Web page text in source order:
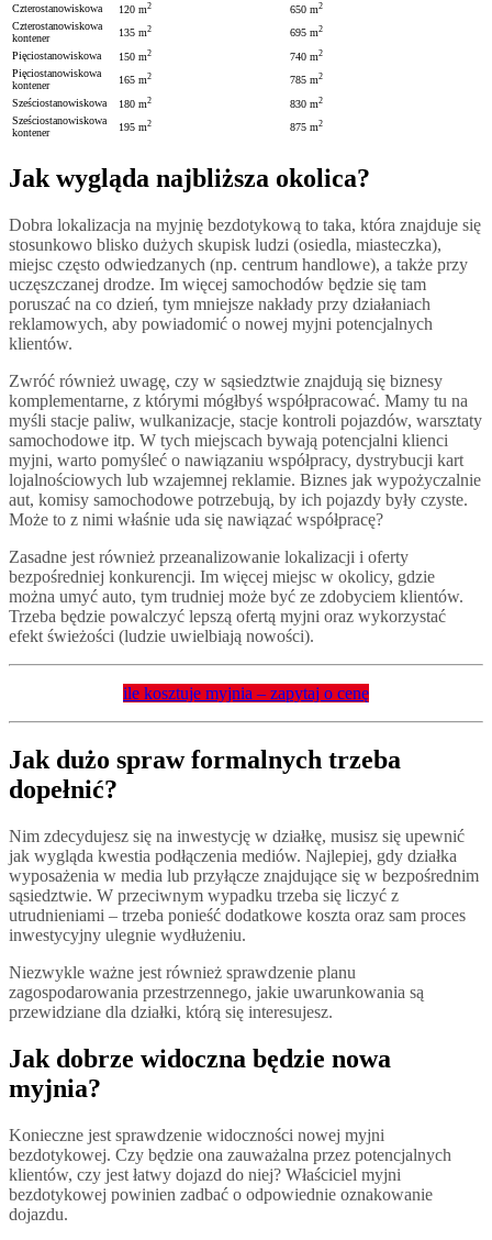
Czterostanowiskowa 120 m2 650 m2
Czterostanowiskowa
kontener
135 m2 695 m2
Pięciostanowiskowa 150 m2 740 m2
Pięciostanowiskowa
kontener
165 m2 785 m2
Sześciostanowiskowa 180 m2 830 m2
Sześciostanowiskowa
kontener
195 m2 875 m2
Jak wygląda najbliższa okolica?
Dobra lokalizacja na myjnię bezdotykową to taka, która znajduje się
stosunkowo blisko dużych skupisk ludzi (osiedla, miasteczka),
miejsc często odwiedzanych (np. centrum handlowe), a także przy
uczęszczanej drodze. Im więcej samochodów będzie się tam
poruszać na co dzień, tym mniejsze nakłady przy działaniach
reklamowych, aby powiadomić o nowej myjni potencjalnych
klientów.
Zwróć również uwagę, czy w sąsiedztwie znajdują się biznesy
komplementarne, z którymi mógłbyś współpracować. Mamy tu na
myśli stacje paliw, wulkanizacje, stacje kontroli pojazdów, warsztaty
samochodowe itp. W tych miejscach bywają potencjalni klienci
myjni, warto pomyśleć o nawiązaniu współpracy, dystrybucji kart
lojalnościowych lub wzajemnej reklamie. Biznes jak wypożyczalnie
aut, komisy samochodowe potrzebują, by ich pojazdy były czyste.
Może to z nimi właśnie uda się nawiązać współpracę?
Zasadne jest również przeanalizowanie lokalizacji i oferty
bezpośredniej konkurencji. Im więcej miejsc w okolicy, gdzie
można umyć auto, tym trudniej może być ze zdobyciem klientów.
Trzeba będzie powalczyć lepszą ofertą myjni oraz wykorzystać
efekt świeżości (ludzie uwielbiają nowości).
ile kosztuje myjnia – zapytaj o cenę
Jak dużo spraw formalnych trzeba
dopełnić?
Nim zdecydujesz się na inwestycję w działkę, musisz się upewnić
jak wygląda kwestia podłączenia mediów. Najlepiej, gdy działka
wyposażenia w media lub przyłącze znajdujące się w bezpośrednim
sąsiedztwie. W przeciwnym wypadku trzeba się liczyć z
utrudnieniami – trzeba ponieść dodatkowe koszta oraz sam proces
inwestycyjny ulegnie wydłużeniu.
Niezwykle ważne jest również sprawdzenie planu
zagospodarowania przestrzennego, jakie uwarunkowania są
przewidziane dla działki, którą się interesujesz.
Jak dobrze widoczna będzie nowa
myjnia?
Konieczne jest sprawdzenie widoczności nowej myjni
bezdotykowej. Czy będzie ona zauważalna przez potencjalnych
klientów, czy jest łatwy dojazd do niej? Właściciel myjni
bezdotykowej powinien zadbać o odpowiednie oznakowanie
dojazdu.